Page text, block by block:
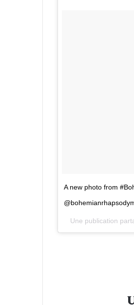
A new photo from
Une publication